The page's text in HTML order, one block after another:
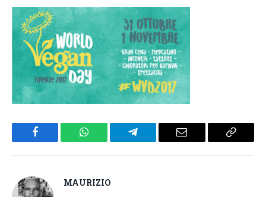
Facebook WhatsApp Telegram Email
Copy
MAURIZIO